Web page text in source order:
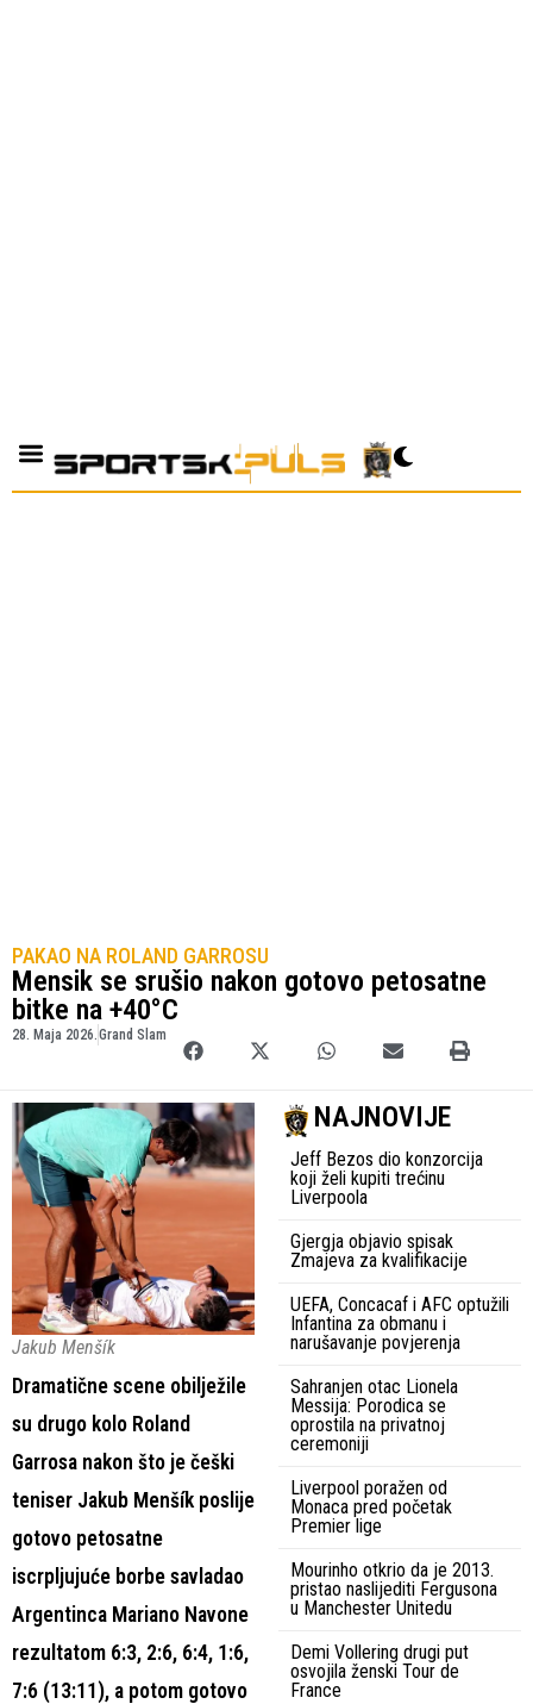
PAKAO NA ROLAND GARROSU
Mensik se srušio nakon gotovo petosatne
bitke na +40°C
28. Maja 2026. Grand Slam
Jakub Menšík
Dramatične scene obilježile
su drugo kolo Roland
Garrosa nakon što je češki
teniser Jakub Menšík poslije
gotovo petosatne
iscrpljujuće borbe savladao
Argentinca Mariano Navone
rezultatom 6:3, 2:6, 6:4, 1:6,
7:6 (13:11), a potom gotovo
NAJNOVIJE
Jeff Bezos dio konzorcija
koji želi kupiti trećinu
Liverpoola
Gjergja objavio spisak
Zmajeva za kvalifikacije
UEFA, Concacaf i AFC optužili
Infantina za obmanu i
narušavanje povjerenja
Sahranjen otac Lionela
Messija: Porodica se
oprostila na privatnoj
ceremoniji
Liverpool poražen od
Monaca pred početak
Premier lige
Mourinho otkrio da je 2013.
pristao naslijediti Fergusona
u Manchester Unitedu
Demi Vollering drugi put
osvojila ženski Tour de
France